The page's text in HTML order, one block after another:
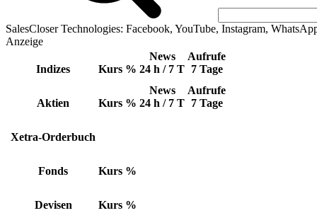
SalesCloser Technologies: Facebook, YouTube, Instagram,
Anzeige
Indizes Kurs %
News
24 h / 7 T
Aufrufe
7 Tage
Aktien Kurs %
News
24 h / 7 T
Aufrufe
7 Tage
Xetra-Orderbuch
Fonds Kurs %
Devisen Kurs %